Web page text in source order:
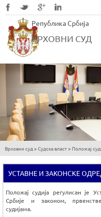
to
main
Република Србија
ВРХОВНИ СУД
You
are
here
Врховни суд > Судска власт> Положај
УСТАВНЕ И ЗАКОНСКЕ
Положај судија регулисан је
Србије и законом,
судијама.